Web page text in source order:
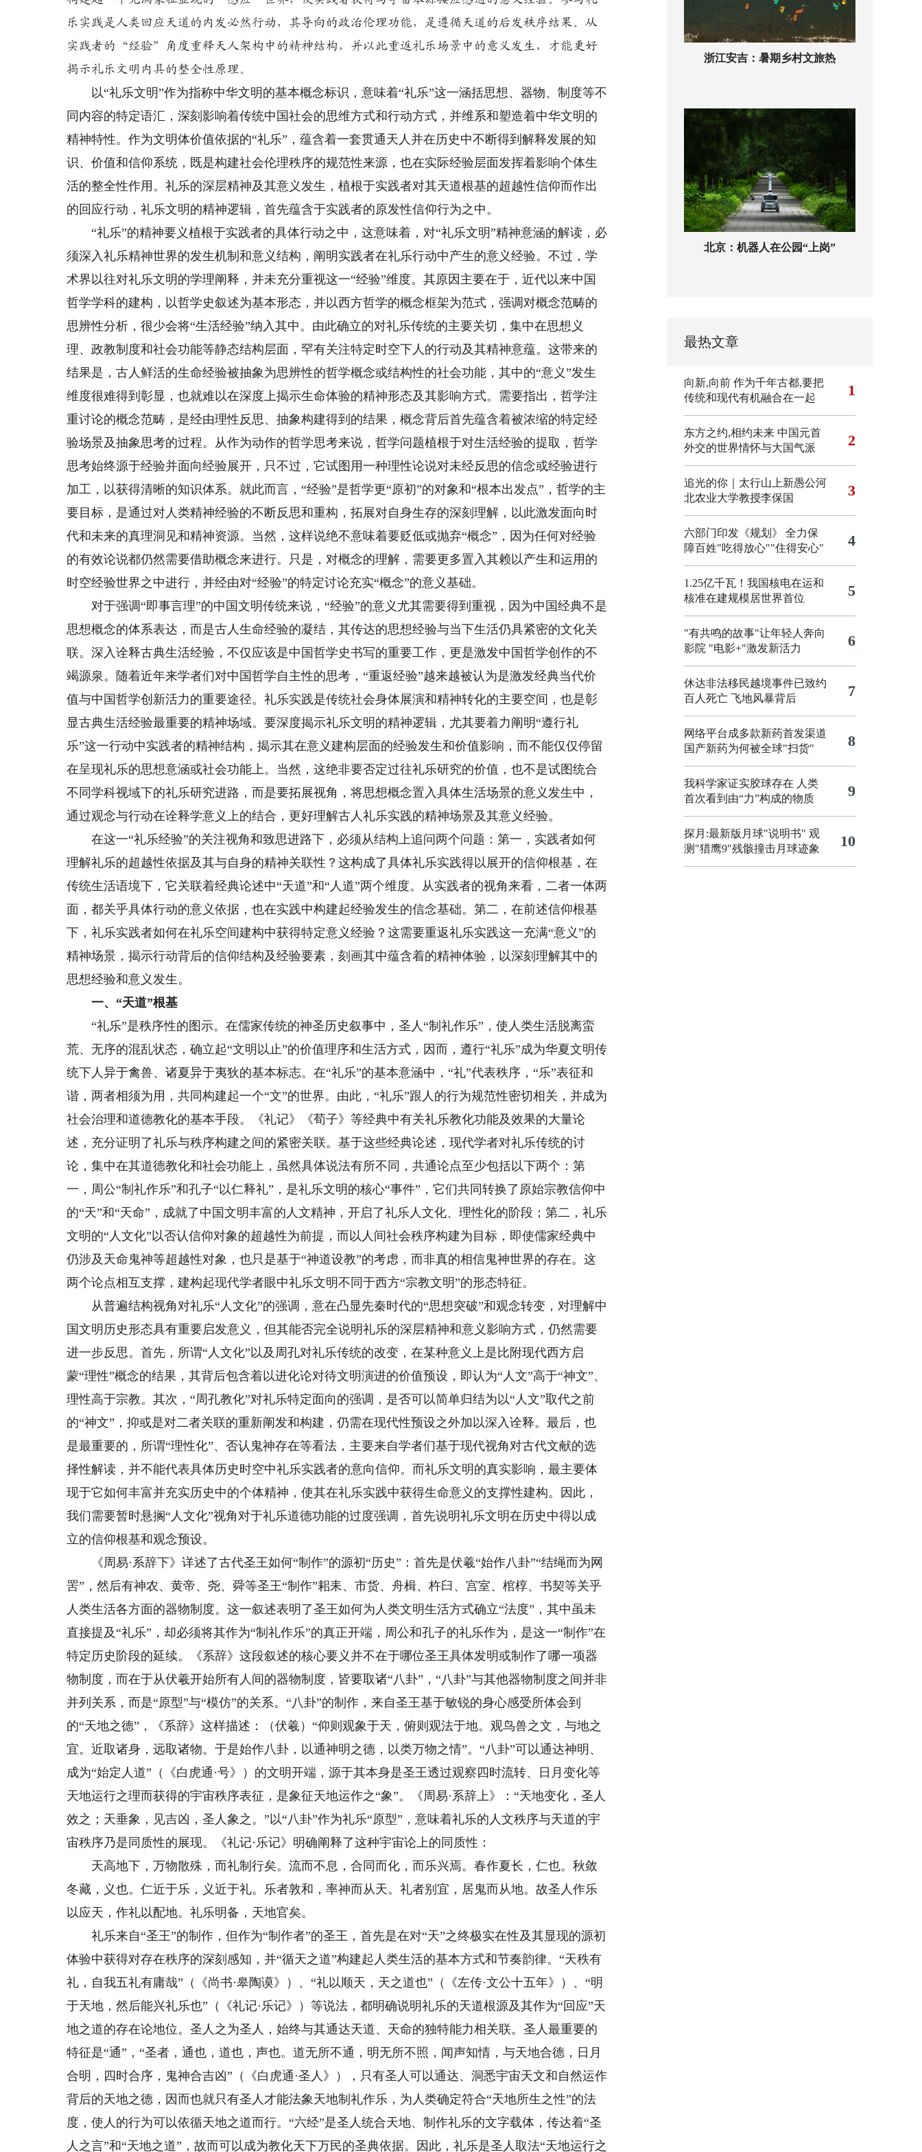
乐实践是人类回应天道的内发必然行动，其导向的政治伦理功能，是遵循天道的后发秩序结果。从
实践者的“经验”角度重释天人架构中的精神结构，并以此重返礼乐场景中的意义发生，才能更好
揭示礼乐文明内具的整全性原理。
以“礼乐文明”作为指称中华文明的基本概念标识，意味着“礼乐”这一涵括思想、器物、制度等不
同内容的特定语汇，深刻影响着传统中国社会的思维方式和行动方式，并维系和塑造着中华文明的
精神特性。作为文明体价值依据的“礼乐”，蕴含着一套贯通天人并在历史中不断得到解释发展的知
识、价值和信仰系统，既是构建社会伦理秩序的规范性来源，也在实际经验层面发挥着影响个体生
活的整全性作用。礼乐的深层精神及其意义发生，植根于实践者对其天道根基的超越性信仰而作出
的回应行动，礼乐文明的精神逻辑，首先蕴含于实践者的原发性信仰行为之中。
“礼乐”的精神要义植根于实践者的具体行动之中，这意味着，对“礼乐文明”精神意涵的解读，必
须深入礼乐精神世界的发生机制和意义结构，阐明实践者在礼乐行动中产生的意义经验。不过，学
术界以往对礼乐文明的学理阐释，并未充分重视这一“经验”维度。其原因主要在于，近代以来中国
哲学学科的建构，以哲学史叙述为基本形态，并以西方哲学的概念框架为范式，强调对概念范畴的
思辨性分析，很少会将“生活经验”纳入其中。由此确立的对礼乐传统的主要关切，集中在思想义
理、政教制度和社会功能等静态结构层面，罕有关注特定时空下人的行动及其精神意蕴。这带来的
结果是，古人鲜活的生命经验被抽象为思辨性的哲学概念或结构性的社会功能，其中的“意义”发生
维度很难得到彰显，也就难以在深度上揭示生命体验的精神形态及其影响方式。需要指出，哲学注
重讨论的概念范畴，是经由理性反思、抽象构建得到的结果，概念背后首先蕴含着被浓缩的特定经
验场景及抽象思考的过程。从作为动作的哲学思考来说，哲学问题植根于对生活经验的提取，哲学
思考始终源于经验并面向经验展开，只不过，它试图用一种理性论说对未经反思的信念或经验进行
加工，以获得清晰的知识体系。就此而言，“经验”是哲学更“原初”的对象和“根本出发点”，哲学的主
要目标，是通过对人类精神经验的不断反思和重构，拓展对自身生存的深刻理解，以此激发面向时
代和未来的真理洞见和精神资源。当然，这样说绝不意味着要贬低或抛弃“概念”，因为任何对经验
的有效论说都仍然需要借助概念来进行。只是，对概念的理解，需要更多置入其赖以产生和运用的
时空经验世界之中进行，并经由对“经验”的特定讨论充实“概念”的意义基础。
对于强调“即事言理”的中国文明传统来说，“经验”的意义尤其需要得到重视，因为中国经典不是
思想概念的体系表达，而是古人生命经验的凝结，其传达的思想经验与当下生活仍具紧密的文化关
联。深入诠释古典生活经验，不仅应该是中国哲学史书写的重要工作，更是激发中国哲学创作的不
竭源泉。随着近年来学者们对中国哲学自主性的思考，“重返经验”越来越被认为是激发经典当代价
值与中国哲学创新活力的重要途径。礼乐实践是传统社会身体展演和精神转化的主要空间，也是彰
显古典生活经验最重要的精神场域。要深度揭示礼乐文明的精神逻辑，尤其要着力阐明“遵行礼
乐”这一行动中实践者的精神结构，揭示其在意义建构层面的经验发生和价值影响，而不能仅仅停留
在呈现礼乐的思想意涵或社会功能上。当然，这绝非要否定过往礼乐研究的价值，也不是试图统合
不同学科视域下的礼乐研究进路，而是要拓展视角，将思想概念置入具体生活场景的意义发生中，
通过观念与行动在诠释学意义上的结合，更好理解古人礼乐实践的精神场景及其意义经验。
在这一“礼乐经验”的关注视角和致思进路下，必须从结构上追问两个问题：第一，实践者如何
理解礼乐的超越性依据及其与自身的精神关联性？这构成了具体礼乐实践得以展开的信仰根基，在
传统生活语境下，它关联着经典论述中“天道”和“人道”两个维度。从实践者的视角来看，二者一体两
面，都关乎具体行动的意义依据，也在实践中构建起经验发生的信念基础。第二，在前述信仰根基
下，礼乐实践者如何在礼乐空间建构中获得特定意义经验？这需要重返礼乐实践这一充满“意义”的
精神场景，揭示行动背后的信仰结构及经验要素，刻画其中蕴含着的精神体验，以深刻理解其中的
思想经验和意义发生。
一、“天道”根基
“礼乐”是秩序性的图示。在儒家传统的神圣历史叙事中，圣人“制礼作乐”，使人类生活脱离蛮
荒、无序的混乱状态，确立起“文明以止”的价值理序和生活方式，因而，遵行“礼乐”成为华夏文明传
统下人异于禽兽、诸夏异于夷狄的基本标志。在“礼乐”的基本意涵中，“礼”代表秩序，“乐”表征和
谐，两者相须为用，共同构建起一个“文”的世界。由此，“礼乐”跟人的行为规范性密切相关，并成为
社会治理和道德教化的基本手段。《礼记》《荀子》等经典中有关礼乐教化功能及效果的大量论
述，充分证明了礼乐与秩序构建之间的紧密关联。基于这些经典论述，现代学者对礼乐传统的讨
论，集中在其道德教化和社会功能上，虽然具体说法有所不同，共通论点至少包括以下两个：第
一，周公“制礼作乐”和孔子“以仁释礼”，是礼乐文明的核心“事件”，它们共同转换了原始宗教信仰中
的“天”和“天命”，成就了中国文明丰富的人文精神，开启了礼乐人文化、理性化的阶段；第二，礼乐
文明的“人文化”以否认信仰对象的超越性为前提，而以人间社会秩序构建为目标，即使儒家经典中
仍涉及天命鬼神等超越性对象，也只是基于“神道设教”的考虑，而非真的相信鬼神世界的存在。这
两个论点相互支撑，建构起现代学者眼中礼乐文明不同于西方“宗教文明”的形态特征。
从普遍结构视角对礼乐“人文化”的强调，意在凸显先秦时代的“思想突破”和观念转变，对理解中
国文明历史形态具有重要启发意义，但其能否完全说明礼乐的深层精神和意义影响方式，仍然需要
进一步反思。首先，所谓“人文化”以及周孔对礼乐传统的改变，在某种意义上是比附现代西方启
蒙“理性”概念的结果，其背后包含着以进化论对待文明演进的价值预设，即认为“人文”高于“神文”、
理性高于宗教。其次，“周孔教化”对礼乐特定面向的强调，是否可以简单归结为以“人文”取代之前
的“神文”，抑或是对二者关联的重新阐发和构建，仍需在现代性预设之外加以深入诠释。最后，也
是最重要的，所谓“理性化”、否认鬼神存在等看法，主要来自学者们基于现代视角对古代文献的选
择性解读，并不能代表具体历史时空中礼乐实践者的意向信仰。而礼乐文明的真实影响，最主要体
现于它如何丰富并充实历史中的个体精神，使其在礼乐实践中获得生命意义的支撑性建构。因此，
我们需要暂时悬搁“人文化”视角对于礼乐道德功能的过度强调，首先说明礼乐文明在历史中得以成
立的信仰根基和观念预设。
《周易·系辞下》详述了古代圣王如何“制作”的源初“历史”：首先是伏羲“始作八卦”“结绳而为网
罟”，然后有神农、黄帝、尧、舜等圣王“制作”耜耒、市货、舟楫、杵臼、宫室、棺椁、书契等关乎
人类生活各方面的器物制度。这一叙述表明了圣王如何为人类文明生活方式确立“法度”，其中虽未
直接提及“礼乐”，却必须将其作为“制礼作乐”的真正开端，周公和孔子的礼乐作为，是这一“制作”在
特定历史阶段的延续。《系辞》这段叙述的核心要义并不在于哪位圣王具体发明或制作了哪一项器
物制度，而在于从伏羲开始所有人间的器物制度，皆要取诸“八卦”，“八卦”与其他器物制度之间并非
并列关系，而是“原型”与“模仿”的关系。“八卦”的制作，来自圣王基于敏锐的身心感受所体会到
的“天地之德”，《系辞》这样描述：（伏羲）“仰则观象于天，俯则观法于地。观鸟兽之文，与地之
宜。近取诸身，远取诸物。于是始作八卦，以通神明之德，以类万物之情”。“八卦”可以通达神明、
成为“始定人道”（《白虎通·号》）的文明开端，源于其本身是圣王透过观察四时流转、日月变化等
天地运行之理而获得的宇宙秩序表征，是象征天地运作之“象”。《周易·系辞上》：“天地变化，圣人
效之；天垂象，见吉凶，圣人象之。”以“八卦”作为礼乐“原型”，意味着礼乐的人文秩序与天道的宇
宙秩序乃是同质性的展现。《礼记·乐记》明确阐释了这种宇宙论上的同质性：
天高地下，万物散殊，而礼制行矣。流而不息，合同而化，而乐兴焉。春作夏长，仁也。秋敛
冬藏，义也。仁近于乐，义近于礼。乐者敦和，率神而从天。礼者别宜，居鬼而从地。故圣人作乐
以应天，作礼以配地。礼乐明备，天地官矣。
礼乐来自“圣王”的制作，但作为“制作者”的圣王，首先是在对“天”之终极实在性及其显现的源初
体验中获得对存在秩序的深刻感知，并“循天之道”构建起人类生活的基本方式和节奏韵律。“天秩有
礼，自我五礼有庸哉”（《尚书·皋陶谟》）、“礼以顺天，天之道也”（《左传·文公十五年》）、“明
于天地，然后能兴礼乐也”（《礼记·乐记》）等说法，都明确说明礼乐的天道根源及其作为“回应”天
地之道的存在论地位。圣人之为圣人，始终与其通达天道、天命的独特能力相关联。圣人最重要的
特征是“通”，“圣者，通也，道也，声也。道无所不通，明无所不照，闻声知情，与天地合德，日月
合明，四时合序，鬼神合吉凶”（《白虎通·圣人》），只有圣人可以通达、洞悉宇宙天文和自然运作
背后的天地之德，因而也就只有圣人才能法象天地制礼作乐，为人类确定符合“天地所生之性”的法
度，使人的行为可以依循天地之道而行。“六经”是圣人统合天地、制作礼乐的文字载体，传达着“圣
人之言”和“天地之道”，故而可以成为教化天下万民的圣典依据。因此，礼乐是圣人取法“天地运行之
浙江安吉：暑期乡村文旅热
北京：机器人在公园“上岗”
最热文章
向新,向前 作为千年古都,要把
传统和现代有机融合在一起
1
东方之约,相约未来 中国元首
外交的世界情怀与大国气派
2
追光的你｜太行山上新愚公河
北农业大学教授李保国
3
六部门印发《规划》 全力保
障百姓"吃得放心""住得安心"
4
1.25亿千瓦！我国核电在运和
核准在建规模居世界首位
5
"有共鸣的故事"让年轻人奔向
影院 "电影+"激发新活力 6
休达非法移民越境事件已致约
百人死亡 飞地风暴背后 7
网络平台成多款新药首发渠道
国产新药为何被全球"扫货"
8
我科学家证实胶球存在 人类
首次看到由“力”构成的物质
9
探月:最新版月球"说明书" 观
测"猎鹰9"残骸撞击月球迹象
10